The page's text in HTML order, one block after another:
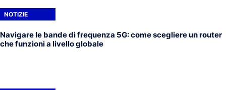
NOTIZIE
Navigare le bande di frequenza 5G: come scegliere un router
che funzioni a livello globale